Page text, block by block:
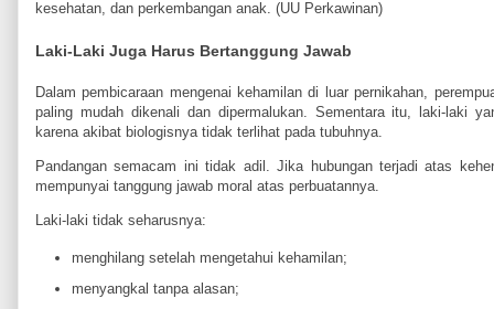
kesehatan, dan perkembangan anak. (UU Perkawinan)
Laki-Laki Juga Harus Bertanggung Jawab
Dalam pembicaraan mengenai kehamilan di luar pernikahan,
paling mudah dikenali dan dipermalukan. Sementara itu, laki-laki
karena akibat biologisnya tidak terlihat pada tubuhnya.
Pandangan semacam ini tidak adil. Jika hubungan terjadi atas
mempunyai tanggung jawab moral atas perbuatannya.
Laki-laki tidak seharusnya:
menghilang setelah mengetahui kehamilan;
menyangkal tanpa alasan;